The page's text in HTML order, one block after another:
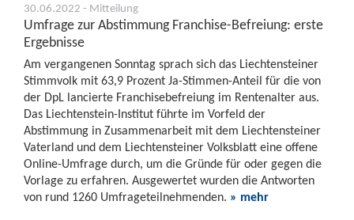
30.06.2022 - Mitteilung
Umfrage zur Abstimmung Franchise-Befreiung: erste
Ergebnisse
Am vergangenen Sonntag sprach sich das Liechtensteiner
Stimmvolk mit 63,9 Prozent Ja-Stimmen-Anteil für die von
der DpL lancierte Franchisebefreiung im Rentenalter aus.
Das Liechtenstein-Institut führte im Vorfeld der
Abstimmung in Zusammenarbeit mit dem Liechtensteiner
Vaterland und dem Liechtensteiner Volksblatt eine offene
Online-Umfrage durch, um die Gründe für oder gegen die
Vorlage zu erfahren. Ausgewertet wurden die Antworten
von rund 1260 Umfrageteilnehmenden. » mehr